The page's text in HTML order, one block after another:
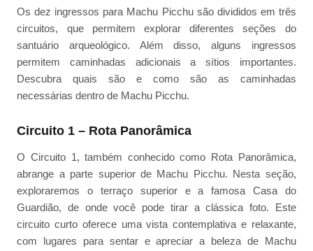
Os dez ingressos para Machu Picchu são divididos em três
circuitos, que permitem explorar diferentes seções do
santuário arqueológico. Além disso, alguns ingressos
permitem caminhadas adicionais a sítios importantes.
Descubra quais são e como são as caminhadas
necessárias dentro de Machu Picchu.
Circuito 1 – Rota Panorâmica
O Circuito 1, também conhecido como Rota Panorâmica,
abrange a parte superior de Machu Picchu. Nesta seção,
exploraremos o terraço superior e a famosa Casa do
Guardião, de onde você pode tirar a clássica foto. Este
circuito curto oferece uma vista contemplativa e relaxante,
com lugares para sentar e apreciar a beleza de Machu